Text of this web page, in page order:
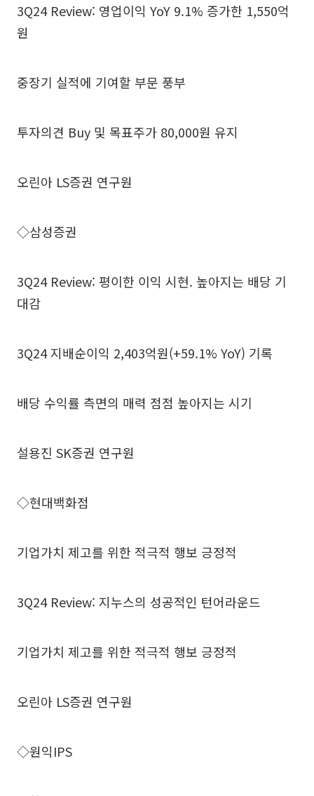
3Q24 Review: 영업이익 YoY 9.1% 증가한 1,550억
원
중장기 실적에 기여할 부문 풍부
투자의견 Buy 및 목표주가 80,000원 유지
오린아 LS증권 연구원
◇삼성증권
3Q24 Review: 평이한 이익 시현. 높아지는 배당 기
대감
3Q24 지배순이익 2,403억원(+59.1% YoY) 기록
배당 수익률 측면의 매력 점점 높아지는 시기
설용진 SK증권 연구원
◇현대백화점
기업가치 제고를 위한 적극적 행보 긍정적
3Q24 Review: 지누스의 성공적인 턴어라운드
기업가치 제고를 위한 적극적 행보 긍정적
오린아 LS증권 연구원
◇원익IPS